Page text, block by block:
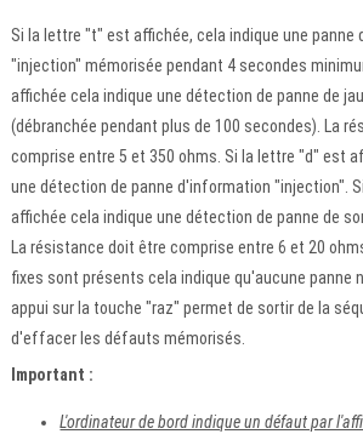
Si la lettre "t" est affichée, cela indique une panne
"injection" mémorisée pendant 4 secondes
affichée cela indique une détection de panne de
(débranchée pendant plus de 100 secondes). La
comprise entre 5 et 350 ohms. Si la lettre "d" est
une détection de panne d'information "injection".
affichée cela indique une détection de panne de
La résistance doit être comprise entre 6 et 20
fixes sont présents cela indique qu'aucune panne
appui sur la touche "raz" permet de sortir de la
d'effacer les défauts mémorisés.
Important :
L'ordinateur de bord indique un défaut par